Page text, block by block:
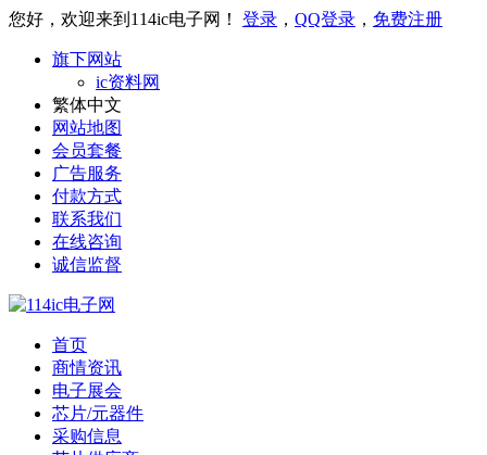
您好，欢迎来到114ic电子网！ 登录 ， QQ登录 ， 免费注册
旗下网站
ic资料网
繁体中文
网站地图
会员套餐
广告服务
付款方式
联系我们
在线咨询
诚信监督
首页
商情资讯
电子展会
芯片/元器件
采购信息